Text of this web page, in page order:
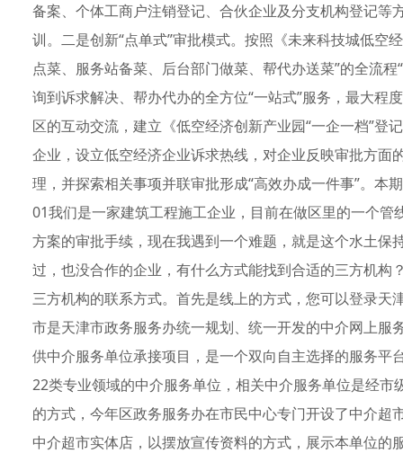
备案、个体工商户注销登记、合伙企业及分支机构登记
训。二是创新“点单式”审批模式。按照《未来科技城低空
点菜、服务站备菜、后台部门做菜、帮代办送菜”的全流
询到诉求解决、帮办代办的全方位“一站式”服务，最大程
区的互动交流，建立《低空经济创新产业园“一企一档”
企业，设立低空经济企业诉求热线，对企业反映审批方
理，并探索相关事项并联审批形成“高效办成一件事”。
01我们是一家建筑工程施工企业，目前在做区里的一个
方案的审批手续，现在我遇到一个难题，就是这个水土
过，也没合作的企业，有什么方式能找到合适的三方机
三方机构的联系方式。首先是线上的方式，您可以登录
市是天津市政务服务办统一规划、统一开发的中介网上
供中介服务单位承接项目，是一个双向自主选择的服务
22类专业领域的中介服务单位，相关中介服务单位是经
的方式，今年区政务服务办在市民中心专门开设了中介
中介超市实体店，以摆放宣传资料的方式，展示本单位